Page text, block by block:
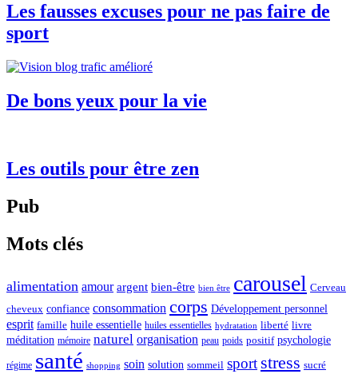
Les fausses excuses pour ne pas faire de
sport
De bons yeux pour la vie
Les outils pour être zen
Pub
Mots clés
alimentation amour argent bien-être bien être carousel Cerveau
cheveux confiance consommation corps Développement personnel
esprit famille huile essentielle huiles essentielles hydratation liberté livre
méditation mémoire naturel organisation peau poids positif psychologie
régime santé shopping soin solution sommeil sport stress sucré